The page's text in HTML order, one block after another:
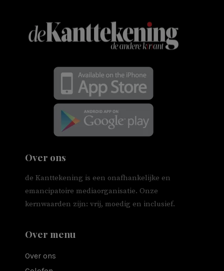
Over ons
de Kanttekening is een onafhankelijke en
emancipatoire mediaorganisatie. Onze
kernwaarden zijn: vrij, moedig en inclusief.
Over menu
Over ons